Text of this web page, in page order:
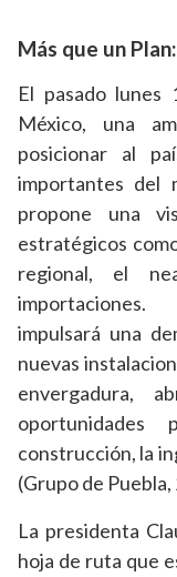
Más que un
El pasado
México, una
posicionar al
importantes del
propone una
estratégicos
regional, el
impulsará una
nuevas
envergadura,
construcción, la
(Grupo de Puebla,
La presidenta
hoja de ruta que